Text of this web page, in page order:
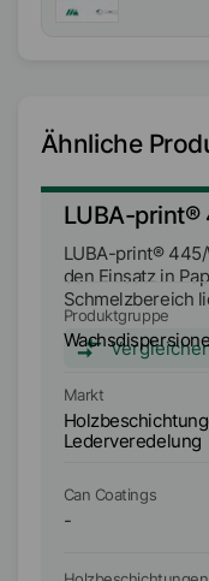
Ähnliche
LUBA-print®
LUBA-print®
den Einsatz in
Schmelzbereich
beträgt ca. 7.
Produktgruppe
Markt
Lederveredelung
Can Coatings
-